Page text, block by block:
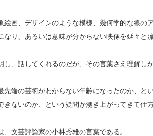
画、デザインのような模様、幾何学的な線の
なり、あるいは意味が分からない映像を延々と
、話してくれるのだが、その言葉さえ理解しが
端の芸術がわからない年齢になったのか、と
きないのか、という疑問が湧き上がってきて仕方
文芸評論家の小林秀雄の言葉である。